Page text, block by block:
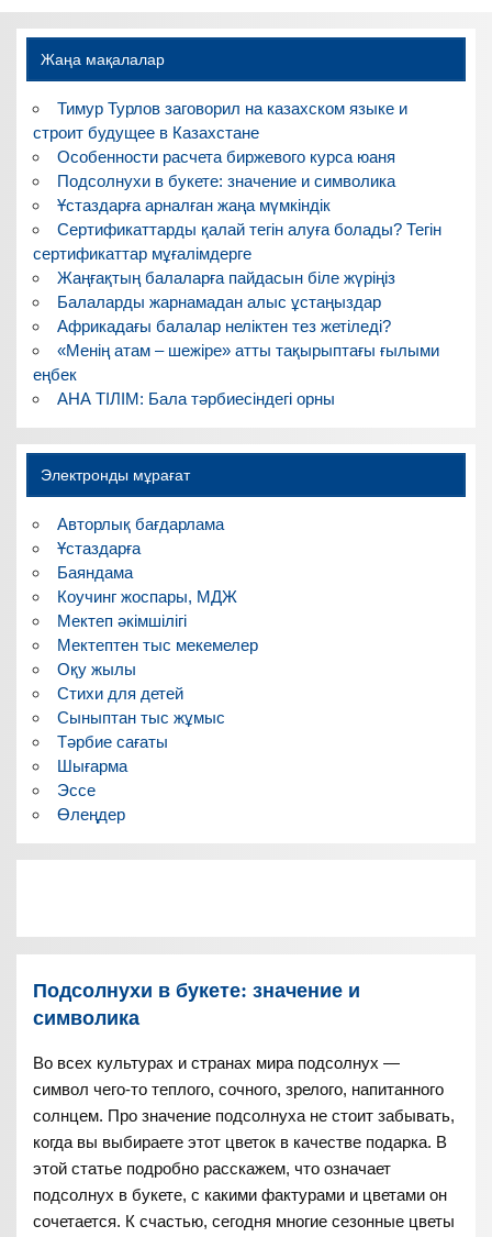
записям
Жаңа мақалалар
Тимур Турлов заговорил на казахском языке и
строит будущее в Казахстане
Особенности расчета биржевого курса юаня
Подсолнухи в букете: значение и символика
Ұстаздарға арналған жаңа мүмкіндік
Сертификаттарды қалай тегін алуға болады? Тегін
сертификаттар мұғалімдерге
Жаңғақтың балаларға пайдасын біле жүріңіз
Балаларды жарнамадан алыс ұстаңыздар
Африкадағы балалар неліктен тез жетіледі?
«Менің атам – шежіре» атты тақырыптағы ғылыми
еңбек
АНА ТІЛІМ: Бала тәрбиесіндегі орны
Электронды мұрағат
Авторлық бағдарлама
Ұстаздарға
Баяндама
Коучинг жоспары, МДЖ
Мектеп әкімшілігі
Мектептен тыс мекемелер
Оқу жылы
Стихи для детей
Сыныптан тыс жұмыс
Тәрбие сағаты
Шығарма
Эссе
Өлеңдер
Подсолнухи в букете: значение и
символика
Во всех культурах и странах мира подсолнух —
символ чего-то теплого, сочного, зрелого, напитанного
солнцем. Про значение подсолнуха не стоит забывать,
когда вы выбираете этот цветок в качестве подарка. В
этой статье подробно расскажем, что означает
подсолнух в букете, с какими фактурами и цветами он
сочетается. К счастью, сегодня многие сезонные цветы